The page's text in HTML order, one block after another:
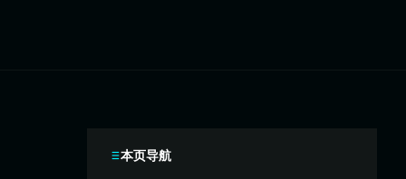
本页导航